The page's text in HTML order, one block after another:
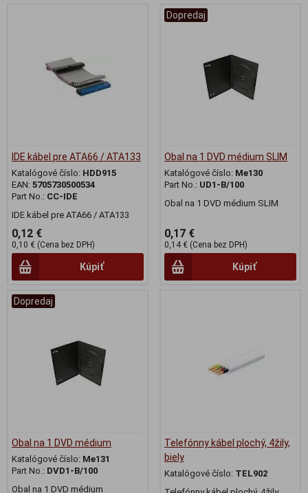
IDE kábel pre ATA66 / ATA133
Katalógové číslo: HDD915
EAN: 5705730500534
Part No.: CC-IDE
IDE kábel pre ATA66 / ATA133
0,12 €
0,10 € (Cena bez DPH)
Kúpiť
Dopredaj
Obal na 1 DVD médium SLIM
Katalógové číslo: Me130
Part No.: UD1-B/100
Obal na 1 DVD médium SLIM
0,17 €
0,14 € (Cena bez DPH)
Kúpiť
Dopredaj
Obal na 1 DVD médium
Katalógové číslo: Me131
Part No.: DVD1-B/100
Obal na 1 DVD médium
Telefónny kábel plochý, 4žily,
biely
Katalógové číslo: TEL902